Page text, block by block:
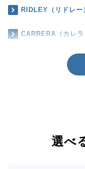
RIDLEY（リドレー
CARRERA（カレラ
選べ